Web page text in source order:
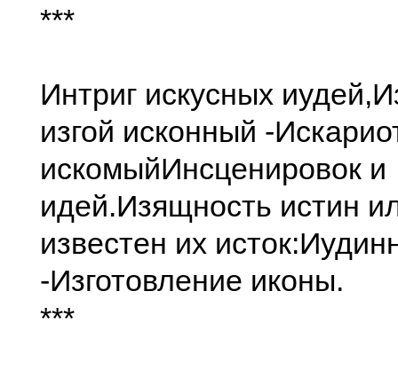
***
Интриг искусных иудей,
изгой исконный -
искомыйИнсценировок и
идей.Изящность истин
известен их исток:
-Изготовление иконы.
***